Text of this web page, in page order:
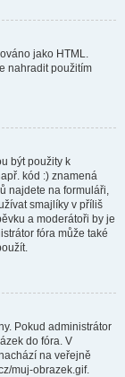
jako HTML.
nahradit použitím
být použity k
kód :) znamená
najdete na formuláři,
smajlíky v příliš
a moderátoři by je
fóra může také
Pokud administrátor
do fóra. V
na veřejně
muj-obrazek.gif.